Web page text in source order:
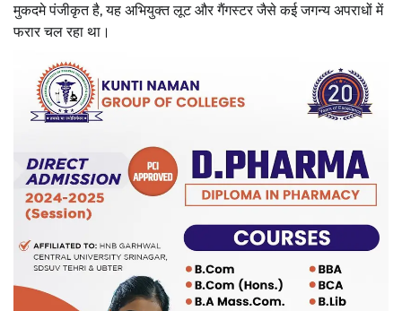
मुकदमे पंजीकृत है, यह अभियुक्त लूट और गैंगस्टर जैसे कई जगन्य अपराधों में
फरार चल रहा था।